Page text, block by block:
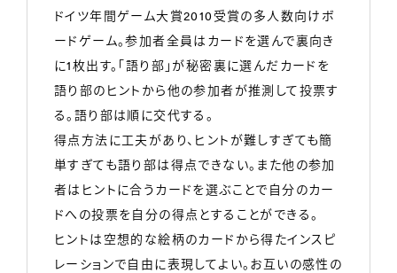
ドイツ年間ゲーム大賞2010受賞の多人数向けボ
ードゲーム。参加者全員はカードを選んで裏向き
に1枚出す。「語り部」が秘密裏に選んだカードを
語り部のヒントから他の参加者が推測して投票す
る。語り部は順に交代する。
得点方法に工夫があり、ヒントが難しすぎても簡
単すぎても語り部は得点できない。また他の参加
者はヒントに合うカードを選ぶことで自分のカー
ドへの投票を自分の得点とすることができる。
ヒントは空想的な絵柄のカードから得たインスピ
レーションで自由に表現してよい。お互いの感性の